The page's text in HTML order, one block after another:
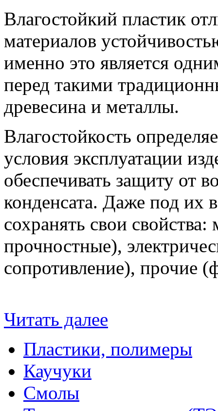
Влагостойкий пластик
материалов
именно это является
перед такими
древесина и металлы.
Влагостойкость
условия эксплуатации
обеспечивать защиту от
конденсата. Даже под их
сохранять свои
прочностные),
сопротивление), прочие
Читать далее
Пластики, полимеры
Каучуки
Смолы